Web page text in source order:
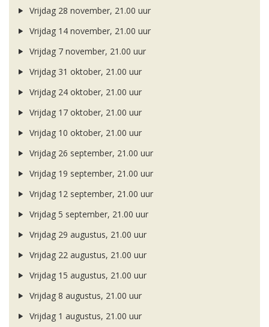
Vrijdag 28 november, 21.00 uur
Vrijdag 14 november, 21.00 uur
Vrijdag 7 november, 21.00 uur
Vrijdag 31 oktober, 21.00 uur
Vrijdag 24 oktober, 21.00 uur
Vrijdag 17 oktober, 21.00 uur
Vrijdag 10 oktober, 21.00 uur
Vrijdag 26 september, 21.00 uur
Vrijdag 19 september, 21.00 uur
Vrijdag 12 september, 21.00 uur
Vrijdag 5 september, 21.00 uur
Vrijdag 29 augustus, 21.00 uur
Vrijdag 22 augustus, 21.00 uur
Vrijdag 15 augustus, 21.00 uur
Vrijdag 8 augustus, 21.00 uur
Vrijdag 1 augustus, 21.00 uur